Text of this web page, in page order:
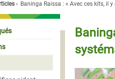
› Baninga Raissa : « Avec ces kits, il